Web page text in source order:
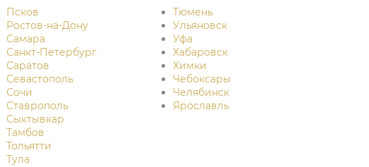
Псков
Ростов-на-Дону
Самара
Санкт-Петербург
Саратов
Севастополь
Сочи
Ставрополь
Сыктывкар
Тамбов
Тольятти
Тула
Тюмень
Ульяновск
Уфа
Хабаровск
Химки
Чебоксары
Челябинск
Ярославль